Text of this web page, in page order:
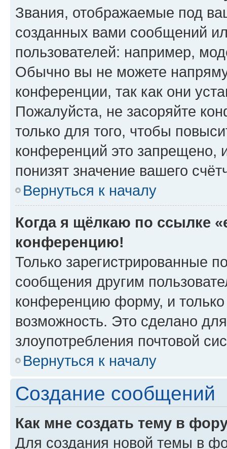
Звания, отображаемые под
созданных вами сообщений
пользователей: например,
Обычно вы не можете
конференции, так как они
Пожалуйста, не засоряйте
только для того, чтобы
конференций это запрещено,
понизят значение вашего
Вернуться к началу
Когда я щёлкаю по ссылке
конференцию!
Только зарегистрированные
сообщения другим
конференцию форму, и
возможность. Это сделано
злоупотребления почтовой
Вернуться к началу
Создание сообщений
Как мне создать тему в
Для создания новой темы в